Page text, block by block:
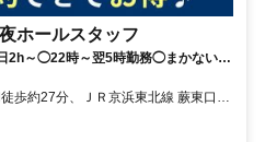
ホールスタッフ
2h～◯22時～翌5時勤務◯まかない
歩約27分、ＪＲ京浜東北線 蕨東口徒
東口徒歩約40分 車通勤可